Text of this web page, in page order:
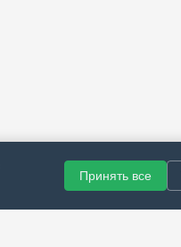
Принять все